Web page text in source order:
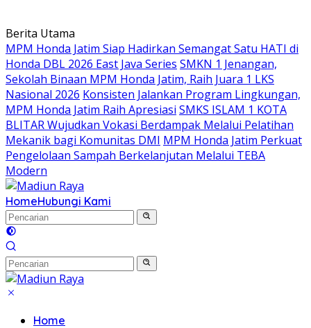
Langsung
ke
konten
Berita Utama
MPM Honda Jatim Siap Hadirkan Semangat Satu HATI di
Honda DBL 2026 East Java Series SMKN 1 Jenangan,
Sekolah Binaan MPM Honda Jatim, Raih Juara 1 LKS
Nasional 2026 Konsisten Jalankan Program Lingkungan,
MPM Honda Jatim Raih Apresiasi SMKS ISLAM 1 KOTA
BLITAR Wujudkan Vokasi Berdampak Melalui Pelatihan
Mekanik bagi Komunitas DMI MPM Honda Jatim Perkuat
Pengelolaan Sampah Berkelanjutan Melalui TEBA
Modern
HomeHubungi Kami
Home